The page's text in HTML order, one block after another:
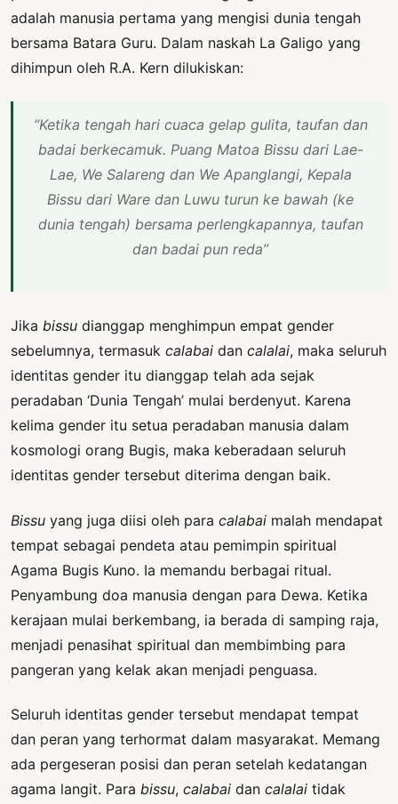
adalah manusia pertama yang mengisi dunia tengah
bersama Batara Guru. Dalam naskah La Galigo yang
dihimpun oleh R.A. Kern dilukiskan:
“Ketika tengah hari cuaca gelap gulita, taufan dan
badai berkecamuk. Puang Matoa Bissu dari Lae-
Lae, We Salareng dan We Apanglangi, Kepala
Bissu dari Ware dan Luwu turun ke bawah (ke
dunia tengah) bersama perlengkapannya, taufan
dan badai pun reda”
Jika bissu dianggap menghimpun empat gender
sebelumnya, termasuk calabai dan calalai, maka seluruh
identitas gender itu dianggap telah ada sejak
peradaban ‘Dunia Tengah’ mulai berdenyut. Karena
kelima gender itu setua peradaban manusia dalam
kosmologi orang Bugis, maka keberadaan seluruh
identitas gender tersebut diterima dengan baik.
Bissu yang juga diisi oleh para calabai malah mendapat
tempat sebagai pendeta atau pemimpin spiritual
Agama Bugis Kuno. Ia memandu berbagai ritual.
Penyambung doa manusia dengan para Dewa. Ketika
kerajaan mulai berkembang, ia berada di samping raja,
menjadi penasihat spiritual dan membimbing para
pangeran yang kelak akan menjadi penguasa.
Seluruh identitas gender tersebut mendapat tempat
dan peran yang terhormat dalam masyarakat. Memang
ada pergeseran posisi dan peran setelah kedatangan
agama langit. Para bissu, calabai dan calalai tidak